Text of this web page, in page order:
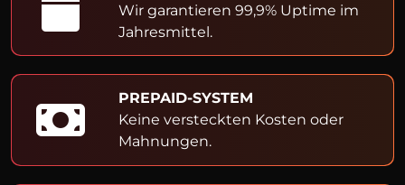
Wir garantieren 99,9% Uptime im
Jahresmittel.
PREPAID-SYSTEM
Keine versteckten Kosten oder
Mahnungen.